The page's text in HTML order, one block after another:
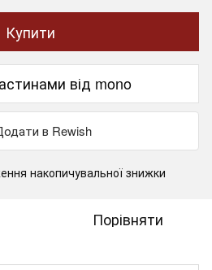
Купити
від mono
в Rewish
накопичувальної знижки
Порівняти